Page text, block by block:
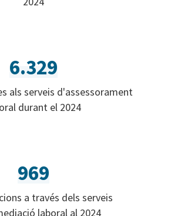
6.329
als serveis d'assessorament
durant el 2024
969
a través dels serveis
laboral al 2024